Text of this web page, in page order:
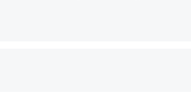
ウチもEchoを実家に置いて４年